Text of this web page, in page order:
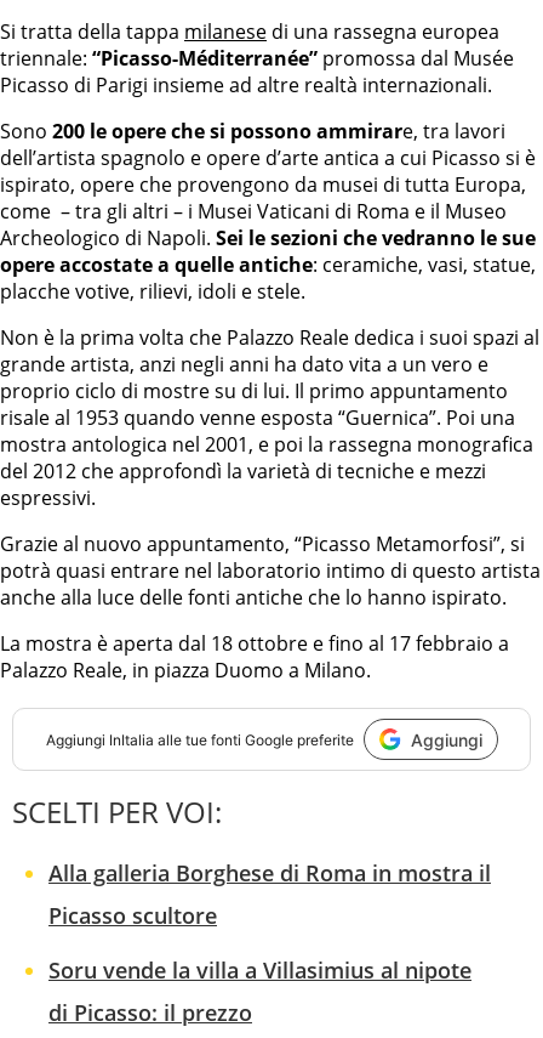
Si tratta della tappa milanese di una rassegna europea
triennale: “Picasso-Méditerranée” promossa dal Musée
Picasso di Parigi insieme ad altre realtà internazionali.
Sono 200 le opere che si possono ammirare, tra lavori
dell’artista spagnolo e opere d’arte antica a cui Picasso si è
ispirato, opere che provengono da musei di tutta Europa,
come – tra gli altri – i Musei Vaticani di Roma e il Museo
Archeologico di Napoli. Sei le sezioni che vedranno le sue
opere accostate a quelle antiche: ceramiche, vasi, statue,
placche votive, rilievi, idoli e stele.
Non è la prima volta che Palazzo Reale dedica i suoi spazi al
grande artista, anzi negli anni ha dato vita a un vero e
proprio ciclo di mostre su di lui. Il primo appuntamento
risale al 1953 quando venne esposta “Guernica”. Poi una
mostra antologica nel 2001, e poi la rassegna monografica
del 2012 che approfondì la varietà di tecniche e mezzi
espressivi.
Grazie al nuovo appuntamento, “Picasso Metamorfosi”, si
potrà quasi entrare nel laboratorio intimo di questo artista
anche alla luce delle fonti antiche che lo hanno ispirato.
La mostra è aperta dal 18 ottobre e fino al 17 febbraio a
Palazzo Reale, in piazza Duomo a Milano.
Aggiungi InItalia alle tue fonti Google preferite Aggiungi
SCELTI PER VOI:
Alla galleria Borghese di Roma in mostra il
Picasso scultore
Soru vende la villa a Villasimius al nipote
di Picasso: il prezzo